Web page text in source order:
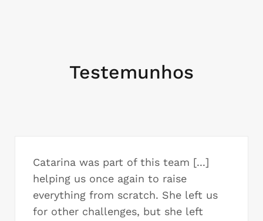
Testemunhos
Catarina was part of this team [...]
helping us once again to raise
everything from scratch. She left us
for other challenges, but she left